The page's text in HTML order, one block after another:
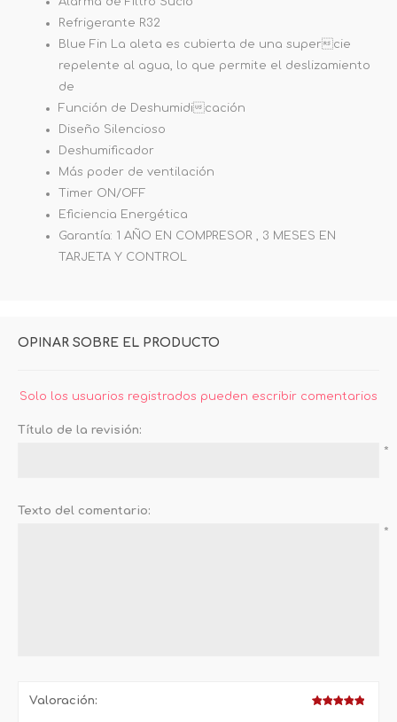
Refrigerante R32
Blue Fin La aleta es cubierta de una supercie
repelente al agua, lo que permite el deslizamiento
de
Función de Deshumidicación
Diseño Silencioso
Deshumificador
Más poder de ventilación
Timer ON/OFF
Eficiencia Energética
Garantía: 1 AÑO EN COMPRESOR , 3 MESES EN
TARJETA Y CONTROL
OPINAR SOBRE EL PRODUCTO
Solo los usuarios registrados pueden escribir comentarios
Título de la revisión:
*
Texto del comentario:
*
Valoración: